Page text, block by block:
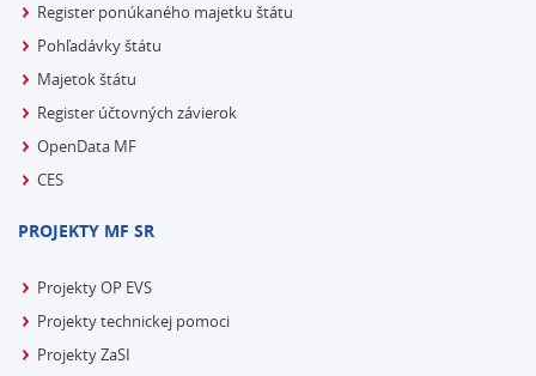
Register ponúkaného majetku štátu
Pohľadávky štátu
Majetok štátu
Register účtovných závierok
OpenData MF
CES
PROJEKTY MF SR
Projekty OP EVS
Projekty technickej pomoci
Projekty ZaSI